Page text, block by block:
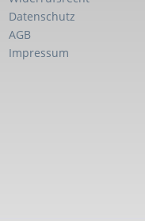
Datenschutz
AGB
Impressum